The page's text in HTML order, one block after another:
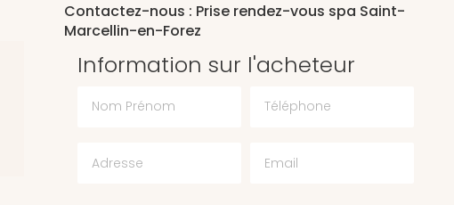
Contactez-nous : Prise rendez-vous spa Saint-
Marcellin-en-Forez
Information sur l'acheteur